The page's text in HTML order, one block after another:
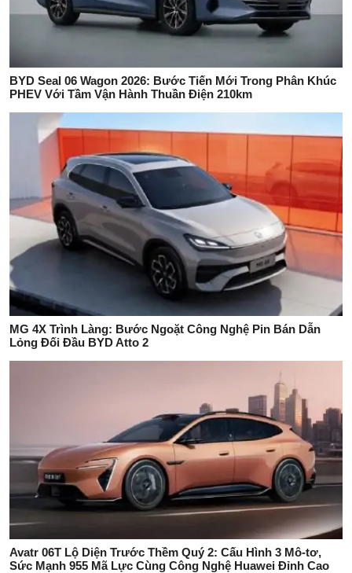
BYD Seal 06 Wagon 2026: Bước Tiến Mới Trong Phân Khúc
PHEV Với Tầm Vận Hành Thuần Điện 210km
MG 4X Trình Làng: Bước Ngoặt Công Nghệ Pin Bán Dẫn
Lỏng Đối Đầu BYD Atto 2
Avatr 06T Lộ Diện Trước Thềm Quý 2: Cấu Hình 3 Mô-tơ,
Sức Mạnh 955 Mã Lực Cùng Công Nghệ Huawei Đỉnh Cao